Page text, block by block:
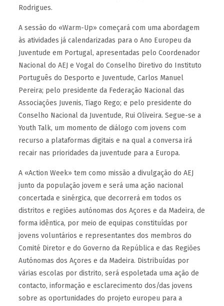
Rodrigues.
A sessão do «Warm-Up» começará com uma abordagem
às atividades já calendarizadas para o Ano Europeu da
Juventude em Portugal, apresentadas pelo Coordenador
Nacional do AEJ e Vogal do Conselho Diretivo do Instituto
Português do Desporto e Juventude, Carlos Manuel
Pereira; pelo presidente da Federação Nacional das
Associações Juvenis, Tiago Rego; e pelo presidente do
Conselho Nacional da Juventude, Rui Oliveira. Segue-se a
Youth Talk, um momento de diálogo com jovens com
recurso a plataformas digitais e na qual a conversa irá
recair nas prioridades da juventude para a Europa.
A «Action Week» tem como missão a divulgação do AEJ
junto da população jovem e será uma ação nacional
concertada e sinérgica, que decorrerá em todos os
distritos e regiões autónomas dos Açores e da Madeira, de
forma idêntica, por meio de equipas constituídas por
jovens voluntários e representantes dos membros do
Comité Diretor e do Governo da República e das Regiões
Autónomas dos Açores e da Madeira. Distribuídas por
várias escolas por distrito, será espoletada uma ação de
contacto, informação e esclarecimento dos/das jovens
sobre as oportunidades do projeto europeu para a